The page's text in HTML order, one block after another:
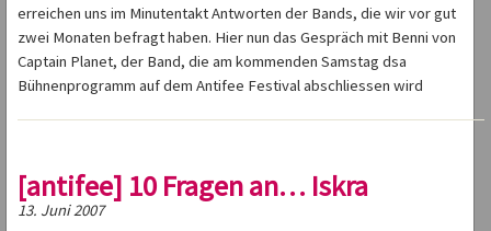
erreichen uns im Minutentakt Antworten der Bands, die wir vor gut
zwei Monaten befragt haben. Hier nun das Gespräch mit Benni von
Captain Planet, der Band, die am kommenden Samstag dsa
Bühnenprogramm auf dem Antifee Festival abschliessen wird
[antifee] 10 Fragen an… Iskra
13. Juni 2007